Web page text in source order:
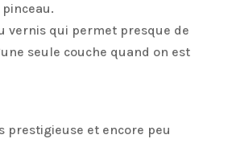
vernis qui permet presque de
seule couche quand on est
prestigieuse et encore peu